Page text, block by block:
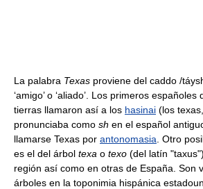
La palabra Texas proviene del caddo /
‘amigo’ o ‘aliado’. Los primeros
tierras llamaron así a los hasinai (los
pronunciaba como sh en el español
llamarse Texas por antonomasia . Otro
es el del árbol texa o texo (del latín
región así como en otras de España. Son
árboles en la toponimia hispánica